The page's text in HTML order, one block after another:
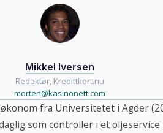
Mikkel Iversen
Redaktør, Kredittkort.nu
morten@kasinonett.com
fra Universitetet i Agder
som controller i et oljeservice